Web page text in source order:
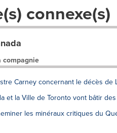
connexe(s)
compagnie
Carney concernant le décès de
et la Ville de Toronto vont bâtir
les minéraux critiques du